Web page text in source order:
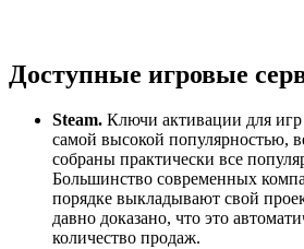
Доступные игровые
Steam. Ключи активации для
самой высокой популярностью,
собраны практически все
Большинство современных
порядке выкладывают свой
давно доказано, что это
количество продаж.